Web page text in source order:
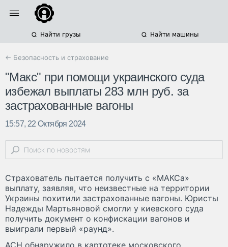
Найти грузы Найти машины
← Безопасность и страхование
"Макс" при помощи украинского суда
избежал выплаты 283 млн руб. за
застрахованные вагоны
15:57, 22 Октября 2024
Страхователь пытается получить с «МАКСа»
выплату, заявляя, что неизвестные на территории
Украины похитили застрахованные вагоны. Юристы
Надежды Мартьяновой смогли у киевского суда
получить документ о конфискации вагонов и
выиграли первый «раунд».